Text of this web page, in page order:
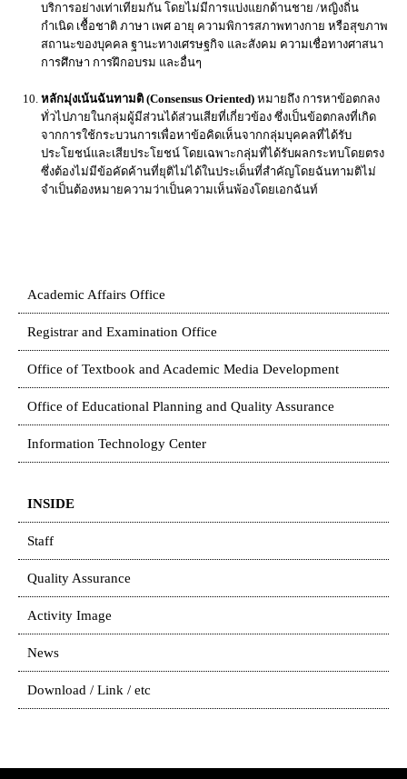
บริการอย่างเท่าเทียมกัน โดยไม่มีการแบ่งแยกด้านชาย /หญิงถิ่น
กำเนิด เชื้อชาติ ภาษา เพศ อายุ ความพิการสภาพทางกาย หรือสุขภาพ
สถานะของบุคคล ฐานะทางเศรษฐกิจ และสังคม ความเชื่อทางศาสนา
การศึกษา การฝึกอบรม และอื่นๆ
หลักมุ่งเน้นฉันทามติ (Consensus Oriented) หมายถึง การหาข้อตกลง
ทั่วไปภายในกลุ่มผู้มีส่วนได้ส่วนเสียที่เกี่ยวข้อง ซึ่งเป็นข้อตกลงที่เกิด
จากการใช้กระบวนการเพื่อหาข้อคิดเห็นจากกลุ่มบุคคลที่ได้รับ
ประโยชน์และเสียประโยชน์ โดยเฉพาะกลุ่มที่ได้รับผลกระทบโดยตรง
ซึ่งต้องไม่มีข้อคัดค้านที่ยุติไม่ได้ในประเด็นที่สำคัญโดยฉันทามติไม่
จำเป็นต้องหมายความว่าเป็นความเห็นพ้องโดยเอกฉันท์
Academic Affairs Office
Registrar and Examination Office
Office of Textbook and Academic Media Development
Office of Educational Planning and Quality Assurance
Information Technology Center
INSIDE
Staff
Quality Assurance
Activity Image
News
Download / Link / etc